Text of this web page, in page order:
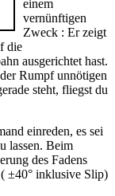
einem
vernünftigen
Zweck : Er zeigt
die
ausgerichtet hast.
Rumpf unnötigen
steht, fliegst du
einreden, es sei
lassen. Beim
des Fadens
±40° inklusive Slip)